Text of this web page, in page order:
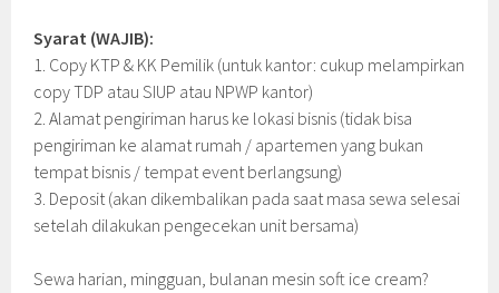
Syarat (WAJIB):
1. Copy KTP & KK Pemilik (untuk kantor: cukup melampirkan
copy TDP atau SIUP atau NPWP kantor)
2. Alamat pengiriman harus ke lokasi bisnis (tidak bisa
pengiriman ke alamat rumah / apartemen yang bukan
tempat bisnis / tempat event berlangsung)
3. Deposit (akan dikembalikan pada saat masa sewa selesai
setelah dilakukan pengecekan unit bersama)
Sewa harian, mingguan, bulanan mesin soft ice cream?